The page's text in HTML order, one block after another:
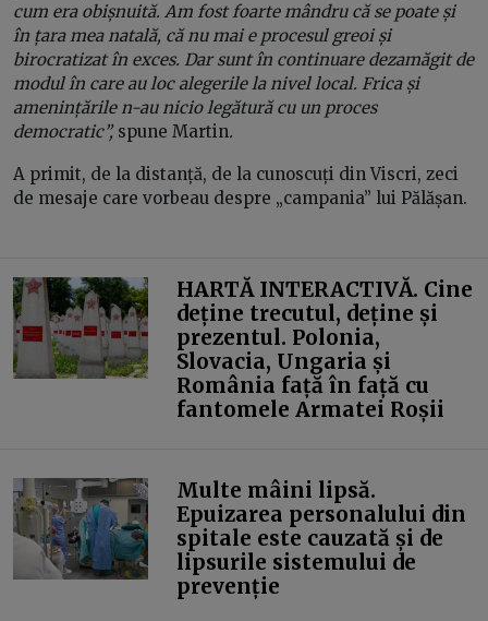
cum era obișnuită. Am fost foarte mândru că se poate și
în țara mea natală, că nu mai e procesul greoi și
birocratizat în exces. Dar sunt în continuare dezamăgit de
modul în care au loc alegerile la nivel local. Frica și
amenințările n-au nicio legătură cu un proces
democratic”, spune Martin.
A primit, de la distanță, de la cunoscuți din Viscri, zeci
de mesaje care vorbeau despre „campania” lui Pălășan.
HARTĂ INTERACTIVĂ. Cine
deține trecutul, deține și
prezentul. Polonia,
Slovacia, Ungaria și
România față în față cu
fantomele Armatei Roșii
Multe mâini lipsă.
Epuizarea personalului din
spitale este cauzată și de
lipsurile sistemului de
prevenție